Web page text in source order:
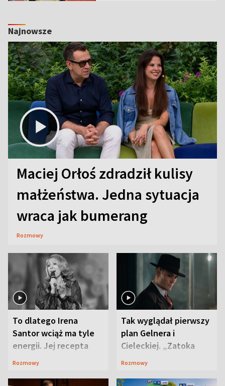
Najnowsze
Maciej Orłoś zdradził kulisy
małżeństwa. Jedna sytuacja
wraca jak bumerang
Rozmowy
To dlatego Irena
Santor wciąż ma tyle
energii. Jej recepta
jest zaskakująco
Rozmowy
Tak wyglądał pierwszy
plan Gelnera i
Cieleckiej. „Zatoka
szpiegów” od razu ich
Rozmowy